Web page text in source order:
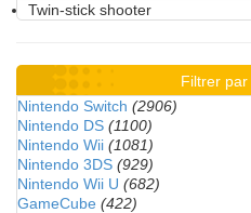
Twin-stick shooter
Filtrer
Nintendo Switch (2906)
Nintendo DS (1100)
Nintendo Wii (1081)
Nintendo 3DS (929)
Nintendo Wii U (682)
GameCube (422)